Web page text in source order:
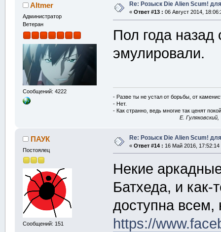
Altmer
Администратор
Ветеран
Сообщений: 4222
Re: Розыск Die Alien Scum!
« Ответ #13 : 06 Август 2014,
Пол года назад
эмулировали.
- Разве ты не устал от борьбы, от
- Нет.
- Как странно, ведь многие так ценят
E.
ПАУК
Постоялец
Сообщений: 151
Re: Розыск Die Alien Scum!
« Ответ #14 : 16 Май 2016, 17:52:14
Некие
Батхеда, и как-
доступна всем,
https://